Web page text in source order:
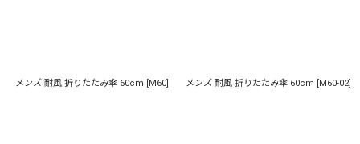
メンズ 耐風 折りたたみ傘 60cm [M60] メンズ 耐風 折りたたみ傘 60cm [M60-02]